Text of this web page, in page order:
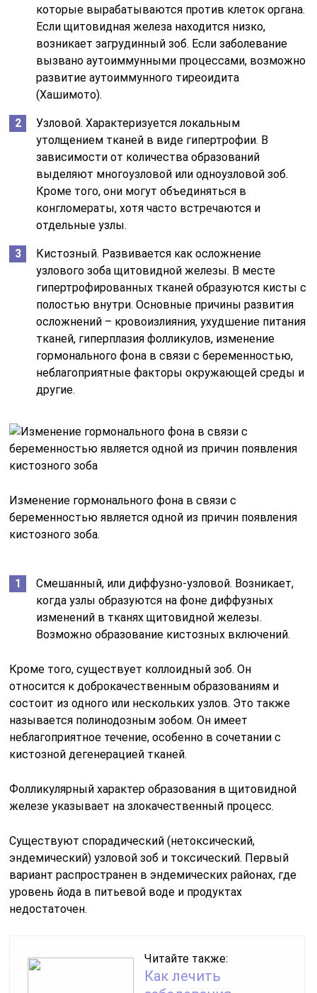
которые вырабатываются против клеток органа.
Если щитовидная железа находится низко,
возникает загрудинный зоб. Если заболевание
вызвано аутоиммунными процессами, возможно
развитие аутоиммунного тиреоидита
(Хашимото).
Узловой. Характеризуется локальным
утолщением тканей в виде гипертрофии. В
зависимости от количества образований
выделяют многоузловой или одноузловой зоб.
Кроме того, они могут объединяться в
конгломераты, хотя часто встречаются и
отдельные узлы.
Кистозный. Развивается как осложнение
узлового зоба щитовидной железы. В месте
гипертрофированных тканей образуются кисты с
полостью внутри. Основные причины развития
осложнений – кровоизлияния, ухудшение питания
тканей, гиперплазия фолликулов, изменение
гормонального фона в связи с беременностью,
неблагоприятные факторы окружающей среды и
другие.
Изменение гормонального фона в связи с
беременностью является одной из причин появления
кистозного зоба.
Смешанный, или диффузно-узловой. Возникает,
когда узлы образуются на фоне диффузных
изменений в тканях щитовидной железы.
Возможно образование кистозных включений.
Кроме того, существует коллоидный зоб. Он
относится к доброкачественным образованиям и
состоит из одного или нескольких узлов. Это также
называется полинодозным зобом. Он имеет
неблагоприятное течение, особенно в сочетании с
кистозной дегенерацией тканей.
Фолликулярный характер образования в щитовидной
железе указывает на злокачественный процесс.
Существуют спорадический (нетоксический,
эндемический) узловой зоб и токсический. Первый
вариант распространен в эндемических районах, где
уровень йода в питьевой воде и продуктах
недостаточен.
Читайте также:
Как лечить